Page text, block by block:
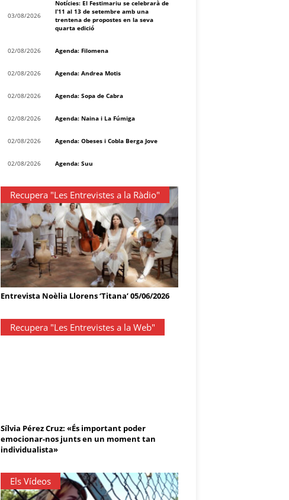
03/08/2026
Notícies: El Festimariu se celebrarà de
l’11 al 13 de setembre amb una
trentena de propostes en la seva
quarta edició
02/08/2026 Agenda: Filomena
02/08/2026 Agenda: Andrea Motis
02/08/2026 Agenda: Sopa de Cabra
02/08/2026 Agenda: Naina i La Fúmiga
02/08/2026 Agenda: Obeses i Cobla Berga Jove
02/08/2026 Agenda: Suu
Recupera "Les Entrevistes a la Ràdio"
Entrevista Noèlia Llorens ‘Titana’ 05/06/2026
Recupera "Les Entrevistes a la Web"
Sílvia Pérez Cruz: «És important poder
emocionar-nos junts en un moment tan
individualista»
Els Vídeos